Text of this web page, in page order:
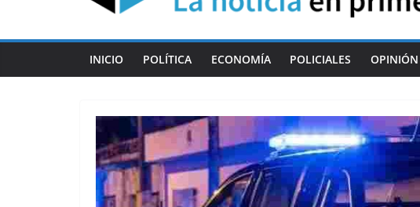
INICIO POLÍTICA ECONOMÍA POLICIALES OPINIÓN